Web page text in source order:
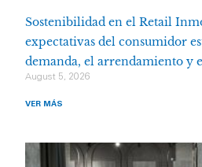
Sostenibilidad en el Retail
expectativas del consumidor
demanda, el arrendamiento y
August 5, 2026
VER MÁS